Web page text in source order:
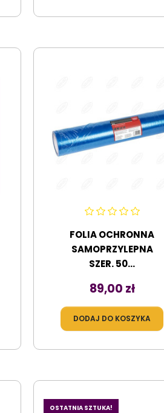
FOLIA OCHRONNA
SAMOPRZYLEPNA
SZER. 50...
Cena
89,00 zł
DODAJ DO KOSZYKA
OSTATNIA SZTUKA!